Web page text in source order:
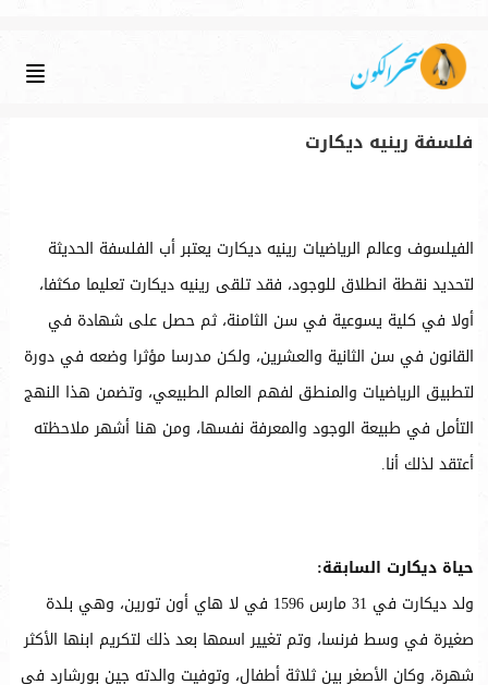
فلسفة رينيه ديكارت
الفيلسوف وعالم الرياضيات رينيه ديكارت يعتبر أب الفلسفة الحديثة
لتحديد نقطة انطلاق للوجود، فقد تلقى رينيه ديكارت تعليما مكثفا،
أولا في كلية يسوعية في سن الثامنة، ثم حصل على شهادة في
القانون في سن الثانية والعشرين، ولكن مدرسا مؤثرا وضعه في دورة
لتطبيق الرياضيات والمنطق لفهم العالم الطبيعي، وتضمن هذا النهج
التأمل في طبيعة الوجود والمعرفة نفسها، ومن هنا أشهر ملاحظته
أعتقد لذلك أنا.
حياة ديكارت السابقة:
ولد ديكارت في 31 مارس 1596 في لا هاي أون تورين، وهي بلدة
صغيرة في وسط فرنسا، وتم تغيير اسمها بعد ذلك لتكريم ابنها الأكثر
شهرة، وكان الأصغر بين ثلاثة أطفال، وتوفيت والدته جين بورشارد في